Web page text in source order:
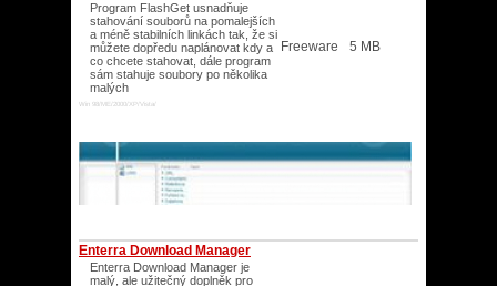
Program FlashGet usnadňuje
stahování souborů na pomalejších
a méně stabilních linkách tak, že si
můžete dopředu naplánovat kdy a
co chcete stahovat, dále program
sám stahuje soubory po několika
malých
Win 98/ME/2000/XP/Vista/
Freeware 5 MB
Enterra Download Manager
Enterra Download Manager je
malý, ale užitečný doplněk pro